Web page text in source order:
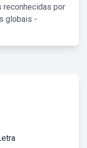
reconhecidas por
globais -